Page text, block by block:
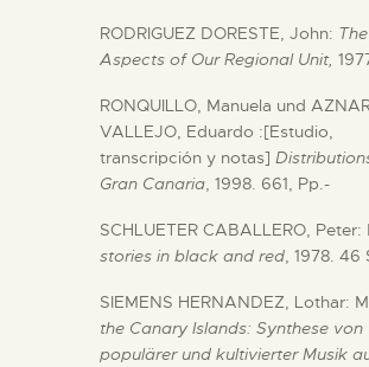
RODRIGUEZ DORESTE, John:
Aspects of Our Regional Unit,
RONQUILLO, Manuela und
VALLEJO, Eduardo :[Estudio,
transcripción y notas]
Gran Canaria, 1998. 661, Pp.-
SCHLUETER CABALLERO, Peter:
stories in black and red, 1978. 46
SIEMENS HERNANDEZ, Lothar:
the Canary Islands: Synthese von
populärer und kultivierter Musik